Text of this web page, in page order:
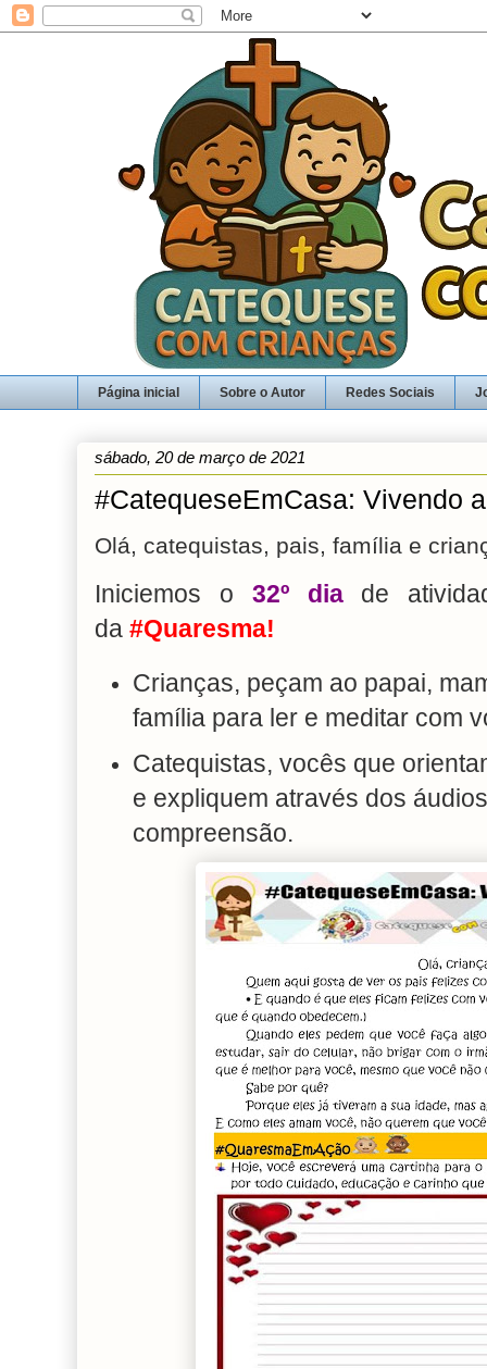
Página inicial Sobre o Autor Redes Sociais
sábado, 20 de março de 2021
#CatequeseEmCasa: Vivendo
Olá, catequistas, pais, família e
Iniciemos o 32º dia
de
da #Quaresma!
Crianças, peçam ao papai,
família para ler e meditar com
Catequistas, vocês que
e expliquem através dos
compreensão.